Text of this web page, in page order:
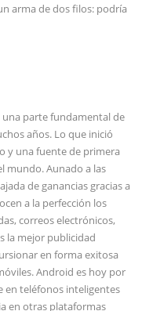
arma de dos filos: podría
parte fundamental de
años. Lo que inició
y una fuente de primera
mundo. Aunado a las
de ganancias gracias a
a la perfección los
correos electrónicos,
la mejor publicidad
en forma exitosa
Android es hoy por
en teléfonos inteligentes
en otras plataformas